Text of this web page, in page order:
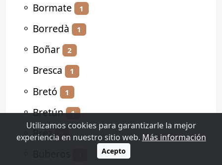
⚬ Bormate 1
⚬ Borredà 1
⚬ Boñar 2
⚬ Bresca 1
⚬ Bretó 1
⚬Bretún 1
⚬Brez 1
Utilizamos cookies para garantizarle la mejor
experiencia en nuestro sitio web. Más información
Acepto